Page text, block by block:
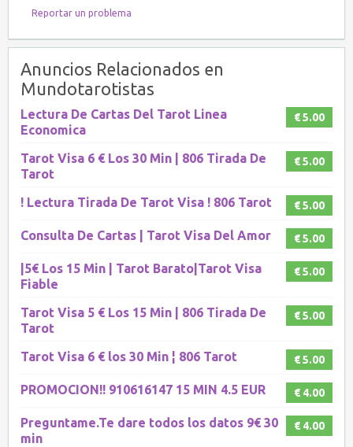
Reportar un problema
Anuncios Relacionados en
Mundotarotistas
€ 5.00
Lectura De Cartas Del Tarot Linea
Economica
€ 5.00
Tarot Visa 6 € Los 30 Min | 806 Tirada De
Tarot
€ 5.00
! Lectura Tirada De Tarot Visa ! 806 Tarot
€ 5.00
Consulta De Cartas | Tarot Visa Del Amor
€ 5.00
|5€ Los 15 Min | Tarot Barato|Tarot Visa
Fiable
€ 5.00
Tarot Visa 5 € Los 15 Min | 806 Tirada De
Tarot
€ 5.00
Tarot Visa 6 € los 30 Min ¦ 806 Tarot
€ 4.00
PROMOCION!! 910616147 15 MIN 4.5 EUR
€ 4.00
Preguntame.Te dare todos los datos 9€ 30
min